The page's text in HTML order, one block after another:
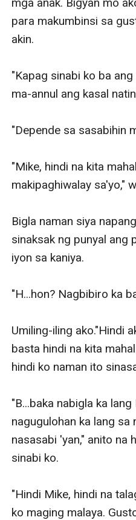
para makumbinsi sa
akin.
"Kapag sinabi ko ba
ma-annul ang kasal
"Depende sa sasabihin
"Mike, hindi na kita
makipaghiwalay sa'yo,"
Bigla naman siya
sinaksak ng punyal ang
iyon sa kaniya.
"H...hon? Nagbibiro ka
Umiling-iling ako."Hindi
basta hindi na kita
hindi ko naman ito
"B...baka nabigla ka
nagugulohan ka lang sa
nasasabi 'yan," anito na
sinabi ko.
"Hindi Mike, hindi na
ko maging malaya.